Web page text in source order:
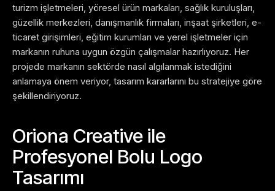
turizm işletmeleri, yöresel ürün markaları, sağlık kuruluşları,
güzellik merkezleri, danışmanlık firmaları, inşaat şirketleri, e-
ticaret girişimleri, eğitim kurumları ve yerel işletmeler için
markanın ruhuna uygun özgün çalışmalar hazırlıyoruz. Her
projede markanın sektörde nasıl algılanmak istediğini
anlamaya önem veriyor, tasarım kararlarını bu stratejiye göre
şekillendiriyoruz.
Oriona Creative ile
Profesyonel Bolu Logo
Tasarımı